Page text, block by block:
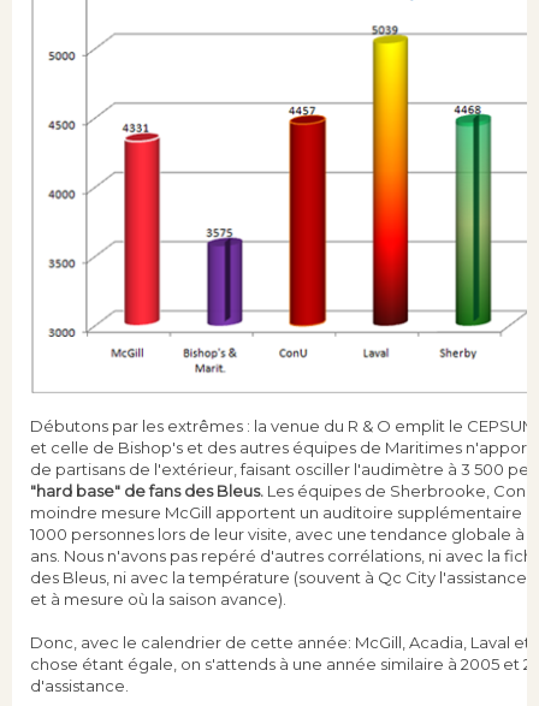
Débutons par les extrêmes : la venue du R & O emplit le CEPSUM
et celle de Bishop's et des autres équipes de Maritimes
de partisans de l'extérieur, faisant osciller l'audimètre à 3 500
"hard base" de fans des Bleus. Les équipes de Sherbrooke,
moindre mesure McGill apportent un auditoire supplémentaire
1000 personnes lors de leur visite, avec une tendance globale à
ans. Nous n'avons pas repéré d'autres corrélations, ni avec la
des Bleus, ni avec la température (souvent à Qc City l'assistance
et à mesure où la saison avance).
Donc, avec le calendrier de cette année: McGill, Acadia, Laval et
chose étant égale, on s'attends à une année similaire à 2005 et
d'assistance.